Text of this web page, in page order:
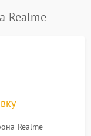
Realme
Realme